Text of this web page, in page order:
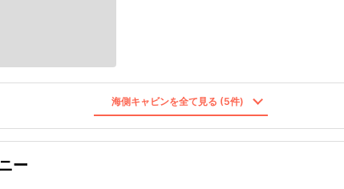
海側キャビンを全て見る (5件)
ー